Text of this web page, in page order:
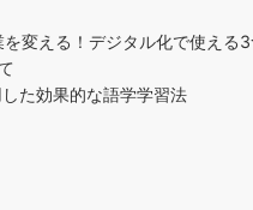
変える！デジタル化で使える3
た効果的な語学学習法